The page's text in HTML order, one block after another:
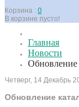
Корзина : 0
В корзине пусто!
Главная
Новости
Обновление
Четверг, 14 Декабрь
Обновление